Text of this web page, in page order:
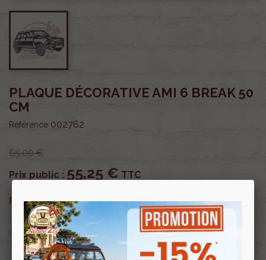
PLAQUE DÉCORATIVE AMI 6 BREAK 50
CM
Référence 002762
65,00 €
Prix public : 55,25 € TTC
Prix clubRenov 2cv:55,25 €TTC
OU PAYER EN